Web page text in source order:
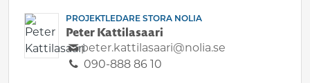
PROJEKTLEDARE STORA NOLIA
Peter Kattilasaari
peter.kattilasaari@nolia.se
090-888 86 10